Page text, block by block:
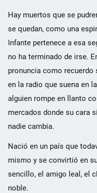
Hay muertos que se
se quedan, como una
Infante pertenece a esa
no ha terminado de irse.
pronuncia como
en la radio que suena en
alguien rompe en llanto
mercados donde su cara
nadie cambia.
Nació en un país que
mismo y se convirtió en
sencillo, el amigo leal, el
noble.